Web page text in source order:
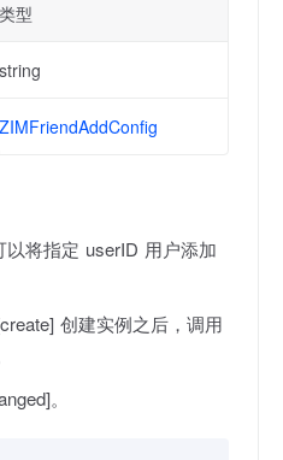
类型
string
ZIMFriendAddConfig
以将指定 userID 用户添加
创建实例之后，调用
。